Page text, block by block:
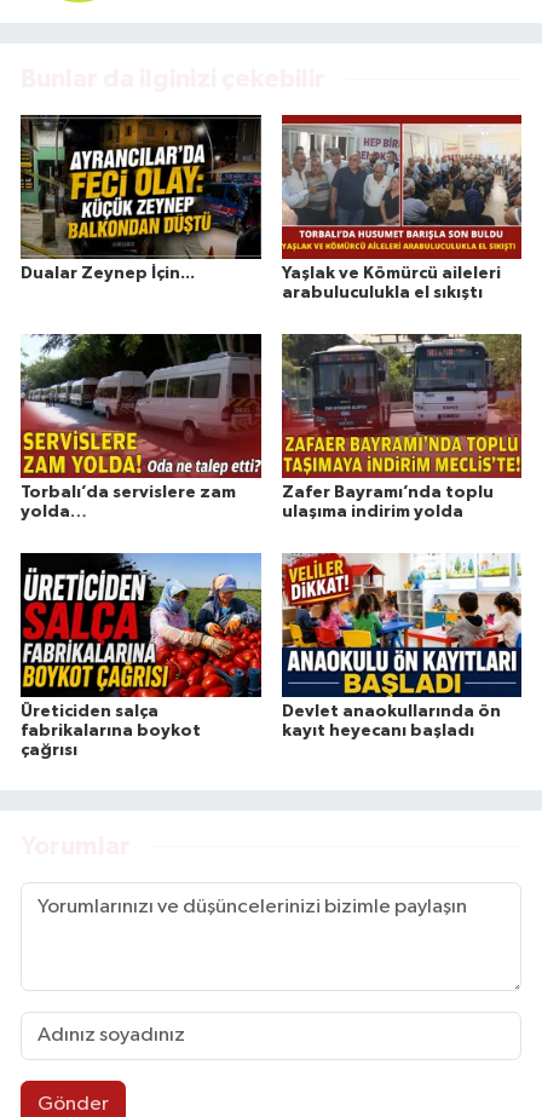
Dualar Zeynep İçin...
Yaşlak ve Kömürcü aileleri
arabuluculukla el sıkıştı
Torbalı’da servislere zam
yolda…
Zafer Bayramı’nda toplu
ulaşıma indirim yolda
Üreticiden salça
fabrikalarına boykot
çağrısı
Devlet anaokullarında ön
kayıt heyecanı başladı
Gönder